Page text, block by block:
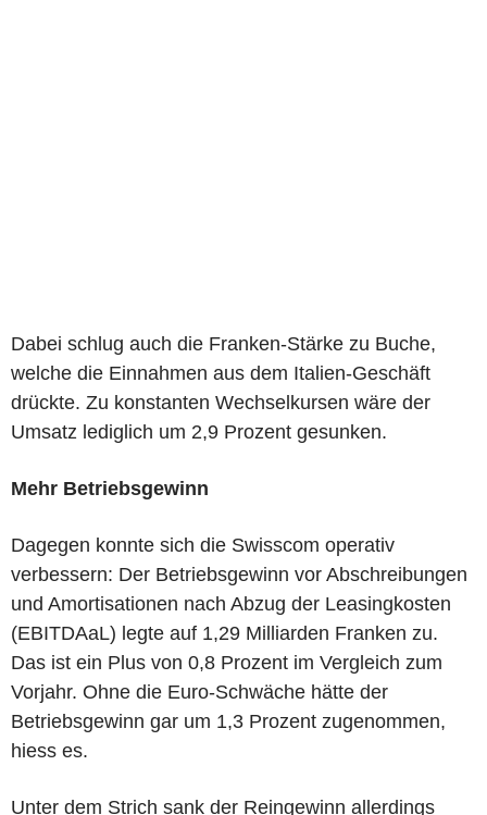
Dabei schlug auch die Franken-Stärke zu Buche,
welche die Einnahmen aus dem Italien-Geschäft
drückte. Zu konstanten Wechselkursen wäre der
Umsatz lediglich um 2,9 Prozent gesunken.
Mehr Betriebsgewinn
Dagegen konnte sich die Swisscom operativ
verbessern: Der Betriebsgewinn vor Abschreibungen
und Amortisationen nach Abzug der Leasingkosten
(EBITDAaL) legte auf 1,29 Milliarden Franken zu.
Das ist ein Plus von 0,8 Prozent im Vergleich zum
Vorjahr. Ohne die Euro-Schwäche hätte der
Betriebsgewinn gar um 1,3 Prozent zugenommen,
hiess es.
Unter dem Strich sank der Reingewinn allerdings